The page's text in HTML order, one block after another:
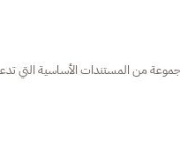
من المستندات الأساسية التي